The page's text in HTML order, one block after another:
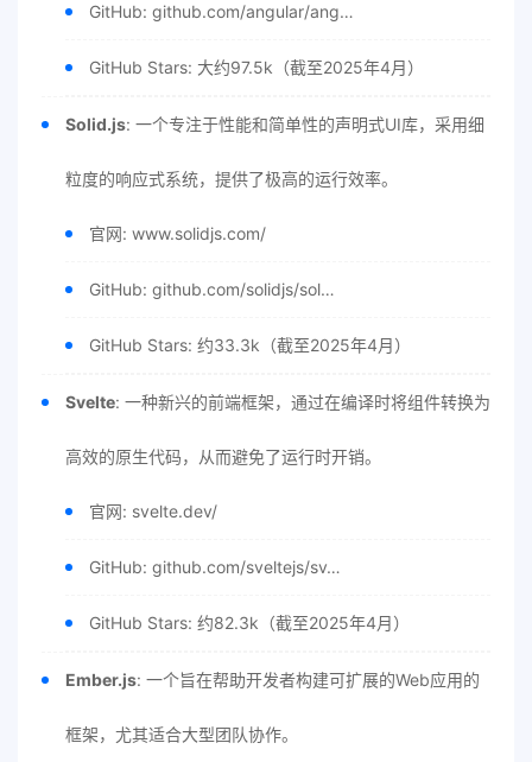
GitHub: github.com/angular/ang…
GitHub Stars: 大约97.5k（截至2025年4月）
Solid.js: 一个专注于性能和简单性的声明式UI库，采用细
粒度的响应式系统，提供了极高的运行效率。
官网: www.solidjs.com/
GitHub: github.com/solidjs/sol…
GitHub Stars: 约33.3k（截至2025年4月）
Svelte: 一种新兴的前端框架，通过在编译时将组件转换为
高效的原生代码，从而避免了运行时开销。
官网: svelte.dev/
GitHub: github.com/sveltejs/sv…
GitHub Stars: 约82.3k（截至2025年4月）
Ember.js: 一个旨在帮助开发者构建可扩展的Web应用的
框架，尤其适合大型团队协作。